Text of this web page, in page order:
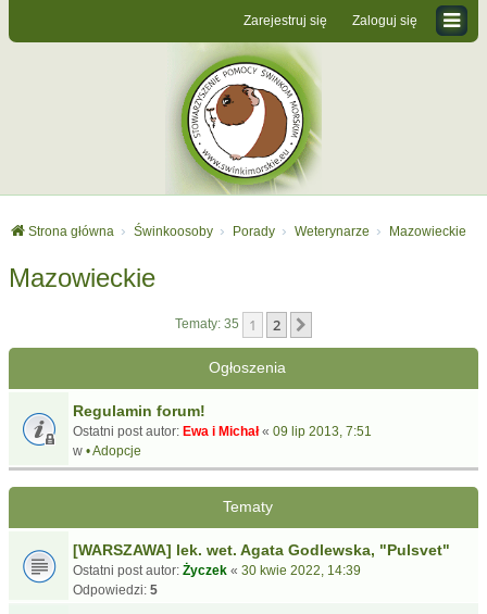
Zaloguj się
Zarejestruj się
Strona główna Świnkoosoby Porady Weterynarze Mazowieckie
Mazowieckie
Tematy: 35 1 2
Ogłoszenia
Regulamin forum!
Ostatni post autor: Ewa i Michał« 09 lip 2013, 7:51
w • Adopcje
Tematy
[WARSZAWA] lek. wet. Agata Godlewska, "Pulsvet"
Ostatni post autor: Życzek « 30 kwie 2022, 14:39
Odpowiedzi: 5